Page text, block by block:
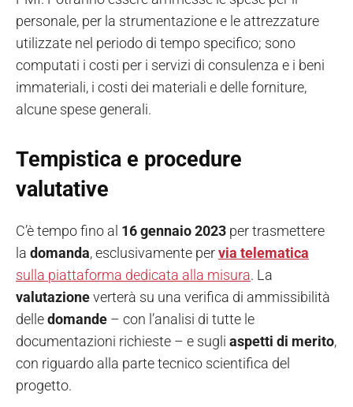
personale, per la strumentazione e le attrezzature
utilizzate nel periodo di tempo specifico; sono
computati i costi per i servizi di consulenza e i beni
immateriali, i costi dei materiali e delle forniture,
alcune spese generali.
Tempistica e procedure
valutative
C’è tempo fino al 16 gennaio 2023 per trasmettere
la domanda, esclusivamente pervia telematica
sulla piattaforma dedicata alla misura. La
valutazioneverterà su una verifica di ammissibilità
delledomande – con l’analisi di tutte le
documentazioni richieste – e sugli aspetti di merito,
con riguardo alla parte tecnico scientifica del
progetto.